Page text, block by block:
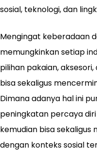
sosial, teknologi, dan
Mengingat keberadaan
memungkinkan setiap
pilihan pakaian,
bisa sekaligus
Dimana adanya hal ini
peningkatan percaya
kemudian bisa
dengan konteks sosial